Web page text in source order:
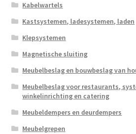
Kabelwartels
Kastsystemen, ladesystemen, laden
Klepsystemen
Magnetische sluiting
Meubelbeslag en bouwbeslag van
Meubelbeslag voor restaurants,
winkelinrichting en catering
Meubeldempers en deurdempers
Meubelgrepen